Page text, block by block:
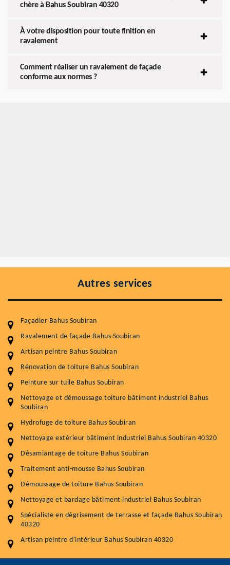
chère à Bahus Soubiran 40320
À votre disposition pour toute finition en
ravalement
Comment réaliser un ravalement de façade
conforme aux normes ?
Autres services
Façadier Bahus Soubiran
Ravalement de façade Bahus Soubiran
Artisan peintre Bahus Soubiran
Rénovation de toiture Bahus Soubiran
Peinture sur tuile Bahus Soubiran
Nettoyage et démoussage toiture bâtiment industriel Bahus
Soubiran
Hydrofuge de toiture Bahus Soubiran
Nettoyage extérieur bâtiment industriel Bahus Soubiran 40320
Désamiantage de toiture Bahus Soubiran
Traitement anti-mousse Bahus Soubiran
Démoussage de toiture Bahus Soubiran
Nettoyage et bardage bâtiment industriel Bahus Soubiran
Spécialiste en dégrisement de terrasse et façade Bahus Soubiran
40320
Artisan peintre d'intérieur Bahus Soubiran 40320
Entretenir votre toiture, c'est préserver sa
durabilité
Plus de 15 ans d'expérience en couverture et facade
Service
Nettoyageb toiture
Démoussage toiture
Traitement hydrofuge toiture
Artisant local recommander